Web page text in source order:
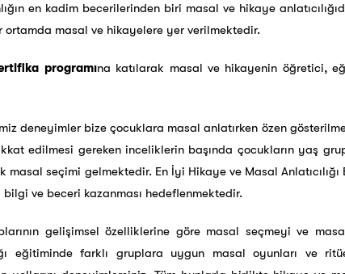
en kadim becerilerinden biri masal ve hikaye
masal ve hikayelere yer verilmektedir.
programına katılarak masal ve hikayenin öğretici,
deneyimler bize çocuklara masal anlatırken özen
edilmesi gereken inceliklerin başında çocukların yaş
seçimi gelmektedir. En İyi Hikaye ve Masal Anlatıcılığı
ve beceri kazanması hedeflenmektedir.
gelişimsel özelliklerine göre masal seçmeyi ve
eğitiminde farklı gruplara uygun masal oyunları ve